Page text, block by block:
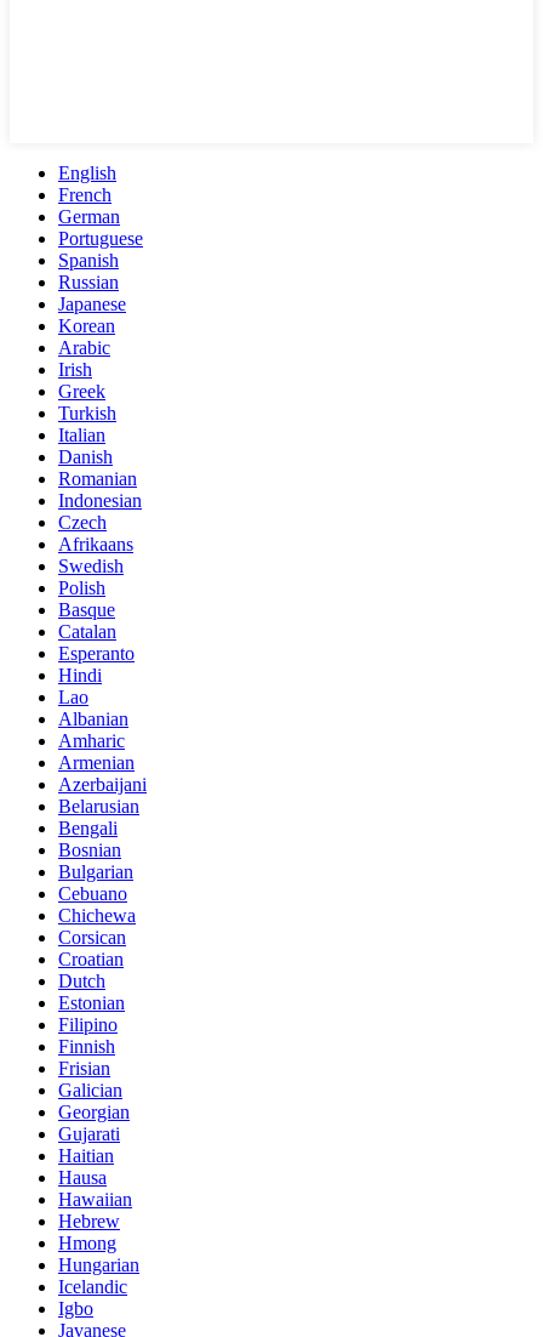
English
French
German
Portuguese
Spanish
Russian
Japanese
Korean
Arabic
Irish
Greek
Turkish
Italian
Danish
Romanian
Indonesian
Czech
Afrikaans
Swedish
Polish
Basque
Catalan
Esperanto
Hindi
Lao
Albanian
Amharic
Armenian
Azerbaijani
Belarusian
Bengali
Bosnian
Bulgarian
Cebuano
Chichewa
Corsican
Croatian
Dutch
Estonian
Filipino
Finnish
Frisian
Galician
Georgian
Gujarati
Haitian
Hausa
Hawaiian
Hebrew
Hmong
Hungarian
Icelandic
Igbo
Javanese